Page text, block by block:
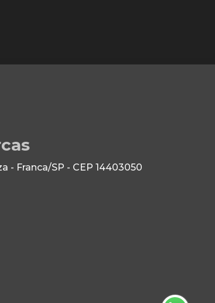
- Franca/SP - CEP 14403050